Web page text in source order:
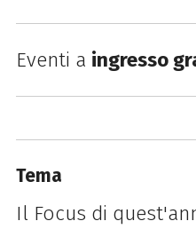
Eventi a ingresso
Tema
Il Focus di